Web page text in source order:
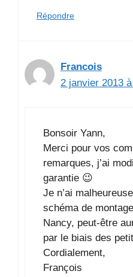
Répondre
Francois
2 janvier 2013
Bonsoir Yann,
Merci pour vos
remarques, j’ai
garantie 😉
Je n’ai
schéma de
Nancy, peut-être
par le biais des
Cordialement,
François